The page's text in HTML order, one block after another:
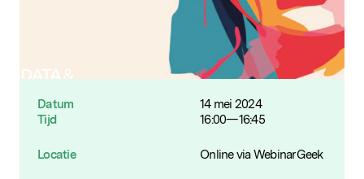
Datum
14 mei 2024
Tijd
16:00—16:45
Locatie Online via WebinarGeek